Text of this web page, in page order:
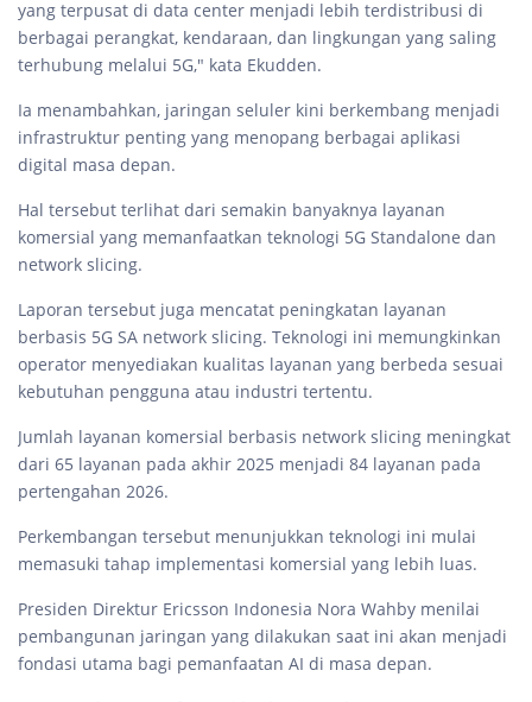
yang terpusat di data center menjadi lebih terdistribusi di
berbagai perangkat, kendaraan, dan lingkungan yang saling
terhubung melalui 5G," kata Ekudden.
Ia menambahkan, jaringan seluler kini berkembang menjadi
infrastruktur penting yang menopang berbagai aplikasi
digital masa depan.
Hal tersebut terlihat dari semakin banyaknya layanan
komersial yang memanfaatkan teknologi 5G Standalone dan
network slicing.
Laporan tersebut juga mencatat peningkatan layanan
berbasis 5G SA network slicing. Teknologi ini memungkinkan
operator menyediakan kualitas layanan yang berbeda sesuai
kebutuhan pengguna atau industri tertentu.
Jumlah layanan komersial berbasis network slicing meningkat
dari 65 layanan pada akhir 2025 menjadi 84 layanan pada
pertengahan 2026.
Perkembangan tersebut menunjukkan teknologi ini mulai
memasuki tahap implementasi komersial yang lebih luas.
Presiden Direktur Ericsson Indonesia Nora Wahby menilai
pembangunan jaringan yang dilakukan saat ini akan menjadi
fondasi utama bagi pemanfaatan AI di masa depan.